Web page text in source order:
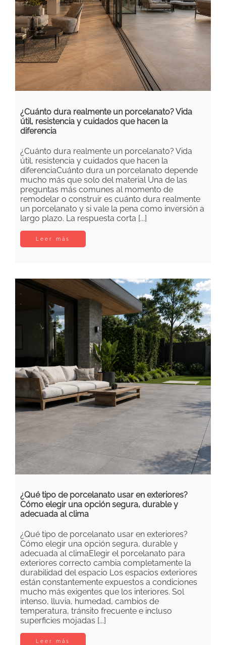
¿Cuánto dura realmente un porcelanato? Vida
útil, resistencia y cuidados que hacen la
diferencia
¿Cuánto dura realmente un porcelanato? Vida
útil, resistencia y cuidados que hacen la
diferenciaCuánto dura un porcelanato depende
mucho más que solo del material Una de las
preguntas más comunes al momento de
remodelar o construir es cuánto dura realmente
un porcelanato y si vale la pena como inversión a
largo plazo. La respuesta corta [...]
Leer más
¿Qué tipo de porcelanato usar en exteriores?
Cómo elegir una opción segura, durable y
adecuada al clima
¿Qué tipo de porcelanato usar en exteriores?
Cómo elegir una opción segura, durable y
adecuada al climaElegir el porcelanato para
exteriores correcto cambia completamente la
durabilidad del espacio Los espacios exteriores
están constantemente expuestos a condiciones
mucho más exigentes que los interiores. Sol
intenso, lluvia, humedad, cambios de
temperatura, tránsito frecuente e incluso
superficies mojadas [...]
Leer más